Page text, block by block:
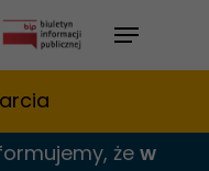
Menu
że w